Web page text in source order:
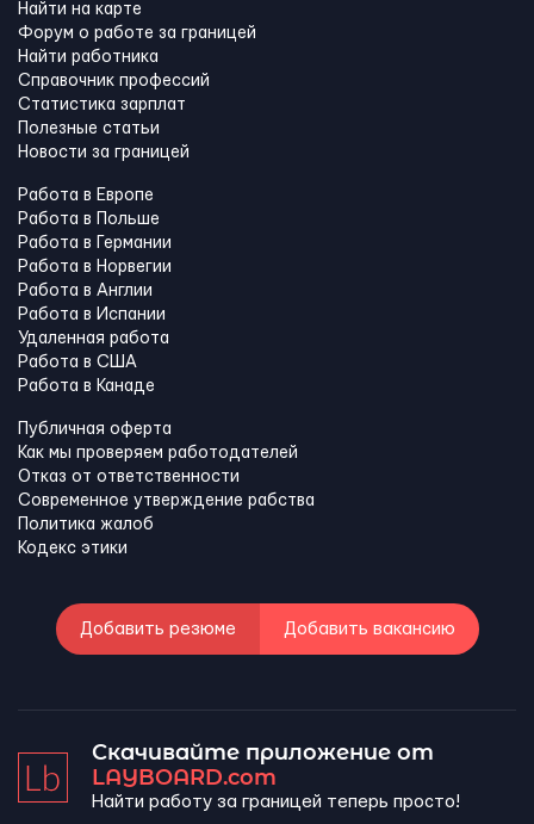
Найти на карте
Форум о работе за границей
Найти работника
Справочник профессий
Статистика зарплат
Полезные статьи
Новости за границей
Работа в Европе
Работа в Польше
Работа в Германии
Работа в Норвегии
Работа в Англии
Работа в Испании
Удаленная работа
Работа в США
Работа в Канадe
Публичная оферта
Как мы проверяем работодателей
Отказ от ответственности
Современное утверждение рабства
Политика жалоб
Кодекс этики
Добавить резюме Добавить вакансию
Скачивайте приложение от
LAYBOARD.com
Найти работу за границей теперь просто!